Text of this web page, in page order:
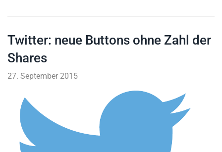
Twitter: neue Buttons ohne Zahl der
Shares
27. September 2015